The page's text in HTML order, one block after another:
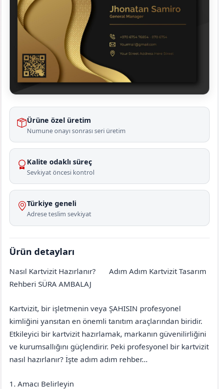
Ürüne özel üretim
Numune onayı sonrası seri üretim
Kalite odaklı süreç
Sevkiyat öncesi kontrol
Türkiye geneli
Adrese teslim sevkiyat
Ürün detayları
Nasıl Kartvizit Hazırlanır?
Adım Adım Kartvizit Tasarım
Rehberi SÜRA AMBALAJ
Kartvizit, bir işletmenin veya ŞAHISIN profesyonel
kimliğini yansıtan en önemli tanıtım araçlarından biridir.
Etkileyici bir kartvizit hazırlamak, markanın güvenilirliğini
ve kurumsallığını güçlendirir. Peki profesyonel bir kartvizit
nasıl hazırlanır? İşte adım adım rehber…
1. Amacı Belirleyin